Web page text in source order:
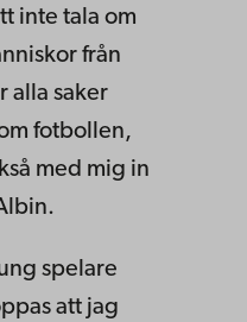
inte tala om
från
alla saker
fotbollen,
med mig in
spelare
att jag